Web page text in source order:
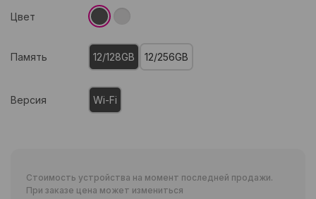
Цвет
Память 12/128GB 12/256GB
Версия Wi-Fi
Стоимость устройства на момент последней продажи.
При заказе цена может измениться